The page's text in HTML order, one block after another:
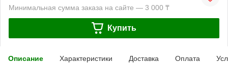
Минимальная сумма заказа на сайте — 3 000 ₸
Купить
Описание Характеристики Доставка Оплата